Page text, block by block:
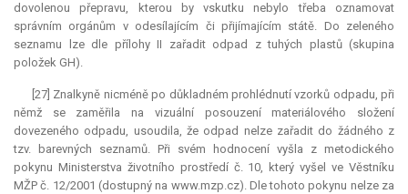
dovolenou přepravu, kterou by vskutku nebylo třeba oznamovat
správním orgánům v odesílajícím či přijímajícím státě. Do zeleného
seznamu lze dle přílohy II zařadit odpad z tuhých plastů (skupina
položek GH).
[27] Znalkyně nicméně po důkladném prohlédnutí vzorků odpadu, při
němž se zaměřila na vizuální posouzení materiálového složení
dovezeného odpadu, usoudila, že odpad nelze zařadit do žádného z
tzv. barevných seznamů. Při svém hodnocení vyšla z metodického
pokynu Ministerstva životního prostředí č. 10, který vyšel ve Věstníku
MŽP č. 12/2001 (dostupný na www.mzp.cz). Dle tohoto pokynu nelze za